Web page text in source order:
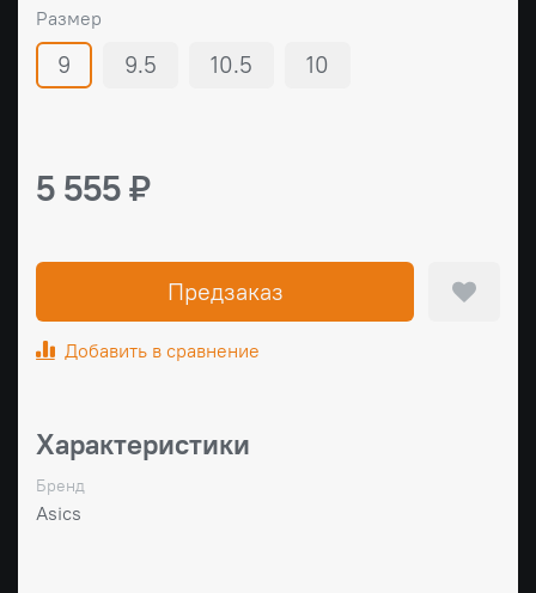
Размер
9 9.5 10.5 10
5 555 ₽
Предзаказ
Добавить в сравнение
Характеристики
Бренд
Asics